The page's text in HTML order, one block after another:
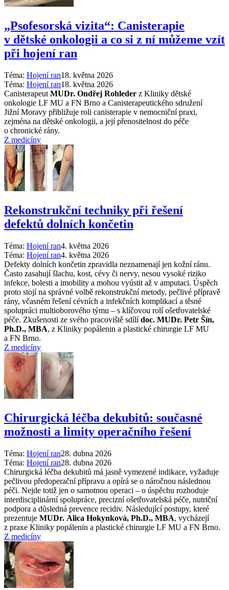
„Psofesorská vizita“: Canisterapie
v dětské onkologii a co si z ní můžeme vzít
při hojení ran
Téma: Hojení ran18. května 2026
Téma: Hojení ran18. května 2026
Canisterapeut MUDr. Ondřej Rohleder z Kliniky dětské
onkologie LF MU a FN Brno a Canisterapeutického sdružení
Jižní Moravy přibližuje roli canisterapie v nemocniční praxi,
zejména na dětské onkologii, a její přenositelnost do péče
o chronické rány.
Z medicíny
Rekonstrukční techniky při řešení
defektů dolních končetin
Téma: Hojení ran4. května 2026
Téma: Hojení ran4. května 2026
Defekty dolních končetin zpravidla neznamenají jen kožní ránu.
Často zasahují šlachu, kost, cévy či nervy, nesou vysoké riziko
infekce, bolesti a imobility a mohou vyústit až v amputaci. Úspěch
proto stojí na správné volbě rekonstrukční metody, pečlivé přípravě
rány, včasném řešení cévních a infekčních komplikací a těsné
spolupráci multioborového týmu –⁠ s klíčovou rolí ošetřovatelské
péče. Zkušenosti ze svého pracoviště sdílídoc. MUDr. Petr Šín,
Ph.D., MBA, z Kliniky popálenin a plastické chirurgie LF MU
a FN Brno.
Z medicíny
Chirurgická léčba dekubitů: současné
možnosti a limity operačního řešení
Téma: Hojení ran28. dubna 2026
Téma: Hojení ran28. dubna 2026
Chirurgická léčba dekubitů má jasně vymezené indikace, vyžaduje
pečlivou předoperační přípravu a opírá se o náročnou následnou
péči. Nejde totiž jen o samotnou operaci –⁠ o úspěchu rozhoduje
interdisciplinární spolupráce, precizní ošetřovatelská péče, nutriční
podpora a důsledná prevence recidiv. Následující postupy, které
prezentuje MUDr. Alica Hokynková, Ph.D., MBA, vycházejí
z praxe Kliniky popálenin a plastické chirurgie LF MU a FN Brno.
Z medicíny